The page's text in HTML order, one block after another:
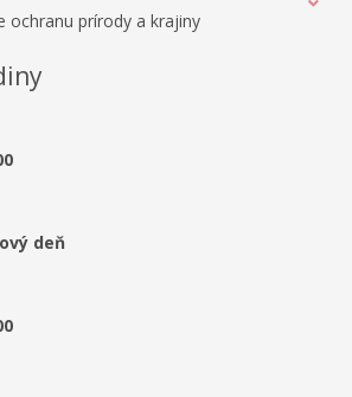
ochranu prírody a krajiny
deň